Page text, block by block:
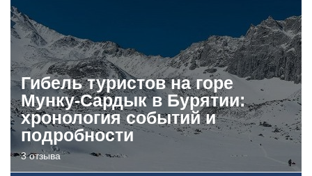
Гибель туристов на горе
Мунку-Сардык в Бурятии:
хронология событий и
подробности
3 отзыва